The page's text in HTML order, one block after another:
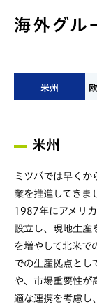
海外グル
米州
米州
ミツバでは早くか
業を推進してきま
1987年にアメリ
設立し、現地生産
を増やして北米で
での生産拠点とし
や、市場重要性が
適な連携を考慮し